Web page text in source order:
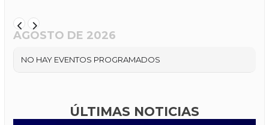
AGOSTO DE 2026
NO HAY EVENTOS PROGRAMADOS
ÚLTIMAS NOTICIAS